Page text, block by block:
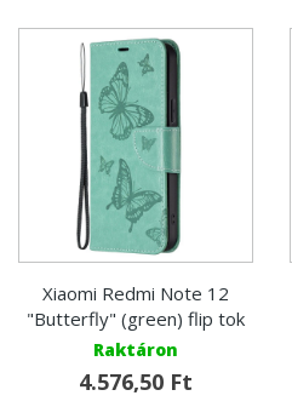
Xiaomi Redmi Note 12
"Butterfly" (green) flip tok
Raktáron
4.576,50 Ft